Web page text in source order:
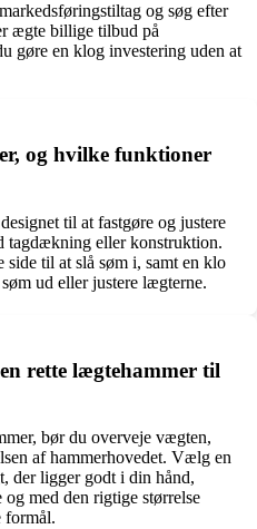
og søg efter
ægte billige tilbud på
gøre en klog investering uden at
og hvilke funktioner
til at fastgøre og justere
tagdækning eller konstruktion.
side til at slå søm i, samt en klo
ud eller justere lægterne.
rette lægtehammer til
bør du overveje vægten,
af hammerhovedet. Vælg en
der ligger godt i din hånd,
med den rigtige størrelse
formål.